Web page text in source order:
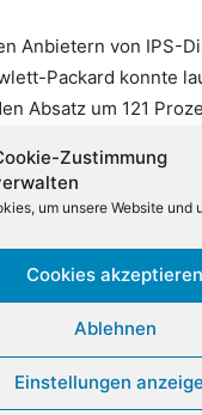
Zustimmung
um unsere Website und
Cookies akzeptieren
Ablehnen
Einstellungen
Anbietern von IPS-
Packard konnte
Absatz um 121
bei 35 Prozent. „Der
Verkaufspreis von
stabilisiert“, so